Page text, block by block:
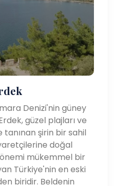
Denizi'nin güney
güzel plajları ve
şirin bir sahil
doğal
mükemmel bir
Türkiye'nin en eski
biridir. Beldenin